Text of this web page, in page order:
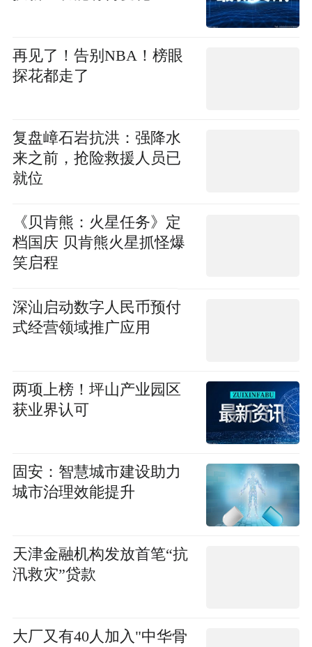
再见了！告别NBA！榜眼
探花都走了
复盘嶂石岩抗洪：强降水
来之前，抢险救援人员已
就位
《贝肯熊：火星任务》定
档国庆 贝肯熊火星抓怪爆
笑启程
深汕启动数字人民币预付
式经营领域推广应用
两项上榜！坪山产业园区
获业界认可
固安：智慧城市建设助力
城市治理效能提升
天津金融机构发放首笔“抗
汛救灾”贷款
大厂又有40人加入"中华骨